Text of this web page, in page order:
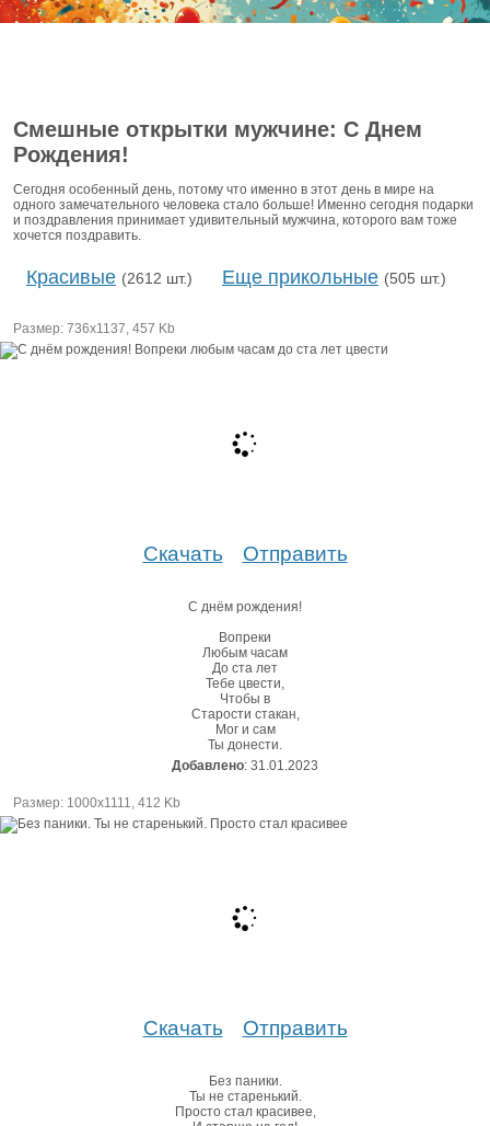
Смешные открытки мужчине: С Днем
Рождения!
Сегодня особенный день, потому что именно в этот день в мире на
одного замечательного человека стало больше! Именно сегодня подарки
и поздравления принимает удивительный мужчина, которого вам тоже
хочется поздравить.
Красивые (2612 шт.) Еще прикольные (505 шт.)
Размер: 736х1137, 457 Kb
Скачать Отправить
С днём рождения!
Вопреки
Любым часам
До ста лет
Тебе цвести,
Чтобы в
Старости стакан,
Мог и сам
Ты донести.
Добавлено: 31.01.2023
Размер: 1000х1111, 412 Kb
Скачать Отправить
Без паники.
Ты не старенький.
Просто стал красивее,